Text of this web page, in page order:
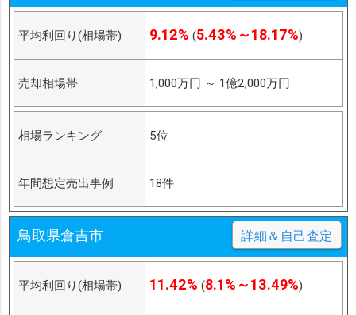
平均利回り(相場帯) 9.12% (5.43%～18.17%)
売却相場帯 1,000万円 ～ 1億2,000万円
相場ランキング 5位
年間想定売出事例 18件
鳥取県倉吉市 詳細＆自己査定
平均利回り(相場帯) 11.42% (8.1%～13.49%)